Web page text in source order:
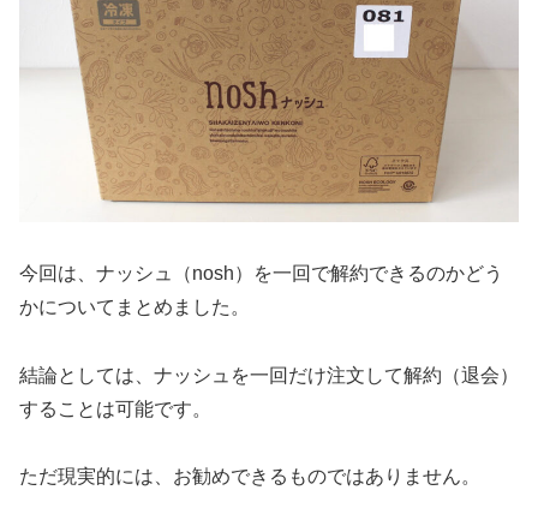
今回は、ナッシュ（nosh）を一回で解約できるのかどう
かについてまとめました。
結論としては、ナッシュを一回だけ注文して解約（退会）
することは可能です。
ただ現実的には、お勧めできるものではありません。